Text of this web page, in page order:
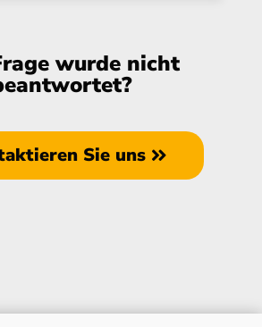
wurde nicht
Sie uns